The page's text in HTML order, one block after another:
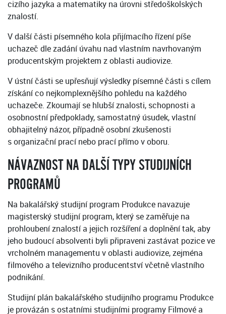
cizího jazyka a matematiky na úrovni středoškolských
znalostí.
V další části písemného kola přijímacího řízení píše
uchazeč dle zadání úvahu nad vlastním navrhovaným
producentským projektem z oblasti audiovize.
V ústní části se upřesňují výsledky písemné části s cílem
získání co nejkomplexnějšího pohledu na každého
uchazeče. Zkoumají se hlubší znalosti, schopnosti a
osobnostní předpoklady, samostatný úsudek, vlastní
obhajitelný názor, případně osobní zkušenosti
s organizační prací nebo prací přímo v oboru.
NÁVAZNOST NA DALŠÍ TYPY STUDIJNÍCH
PROGRAMŮ
Na bakalářský studijní program Produkce navazuje
magisterský studijní program, který se zaměřuje na
prohloubení znalostí a jejich rozšíření a doplnění tak, aby
jeho budoucí absolventi byli připraveni zastávat pozice ve
vrcholném managementu v oblasti audiovize, zejména
filmového a televizního producentství včetně vlastního
podnikání.
Studijní plán bakalářského studijního programu Produkce
je provázán s ostatními studijními programy Filmové a